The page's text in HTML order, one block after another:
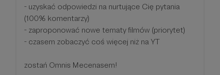
- uzyskać odpowiedzi na nurtujące Cię pytania
(100% komentarzy)
- zaproponować nowe tematy filmów (priorytet)
- czasem zobaczyć coś więcej niż na YT
zostań Omnis Mecenasem!